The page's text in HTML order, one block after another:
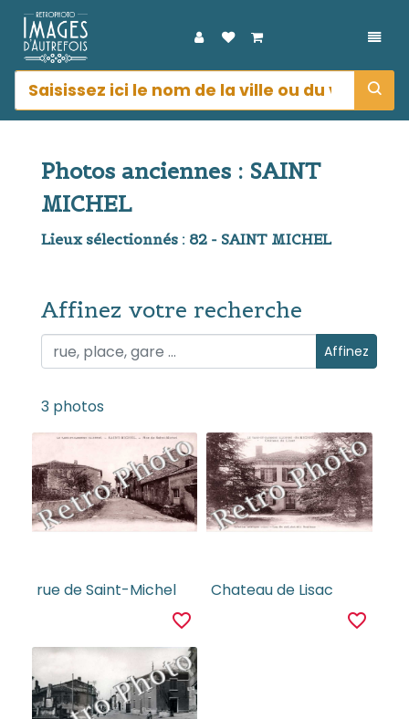
Photos anciennes : SAINT
MICHEL
Lieux sélectionnés : 82 - SAINT MICHEL
Affinez votre recherche
Affinez votre recherche Affinez
3 photos
rue de Saint-Michel
favorite_border
Chateau de Lisac
favorite_border